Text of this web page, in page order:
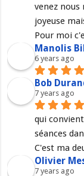
venez
joyeuse
Pour moi
Manolis
6 years ago
Bob
7 years ago
qui
séances
C'est ma
Olivier
7 years ago